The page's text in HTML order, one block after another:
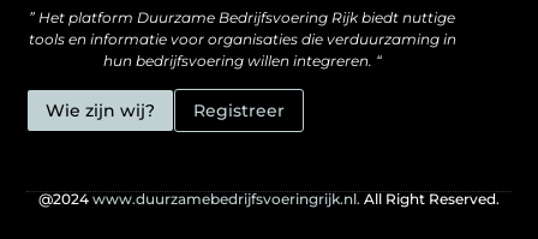
” Het platform Duurzame Bedrijfsvoering Rijk biedt nuttige
tools en informatie voor organisaties die verduurzaming in
hun bedrijfsvoering willen integreren. “
Wie zijn wij? Registreer
@2024www.duurzamebedrijfsvoeringrijk.nl.All Right Reserved.